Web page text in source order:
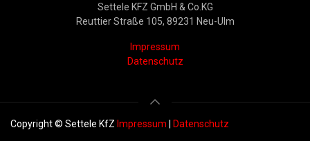
Settele KFZ GmbH & Co.KG
Reuttier Straße 105, 89231 Neu-Ulm
Impressum
Datenschutz
Copyright © Settele KfZ Impressum Datenschutz